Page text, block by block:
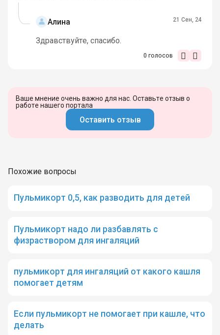
Алина 21 Сен, 24
Здравствуйте, спасибо.
0 голосов
Ваше мнение очень важно для нас. Оставьте отзыв о
работе нашего портала
Оставить отзыв
Похожие вопросы
Пульмикорт 0,5, как разводить для детей
Пульмикорт надо ли разбавлять с
физраствором для ингаляций
пульмикорт для ингаляций от какого кашля
помогает детям
Если пульмикорт не помогает при кашле, что
делать